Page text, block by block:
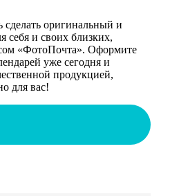
сделать оригинальный и
себя и своих близких,
«ФотоПочта». Оформите
уже сегодня и
продукцией,
для вас!